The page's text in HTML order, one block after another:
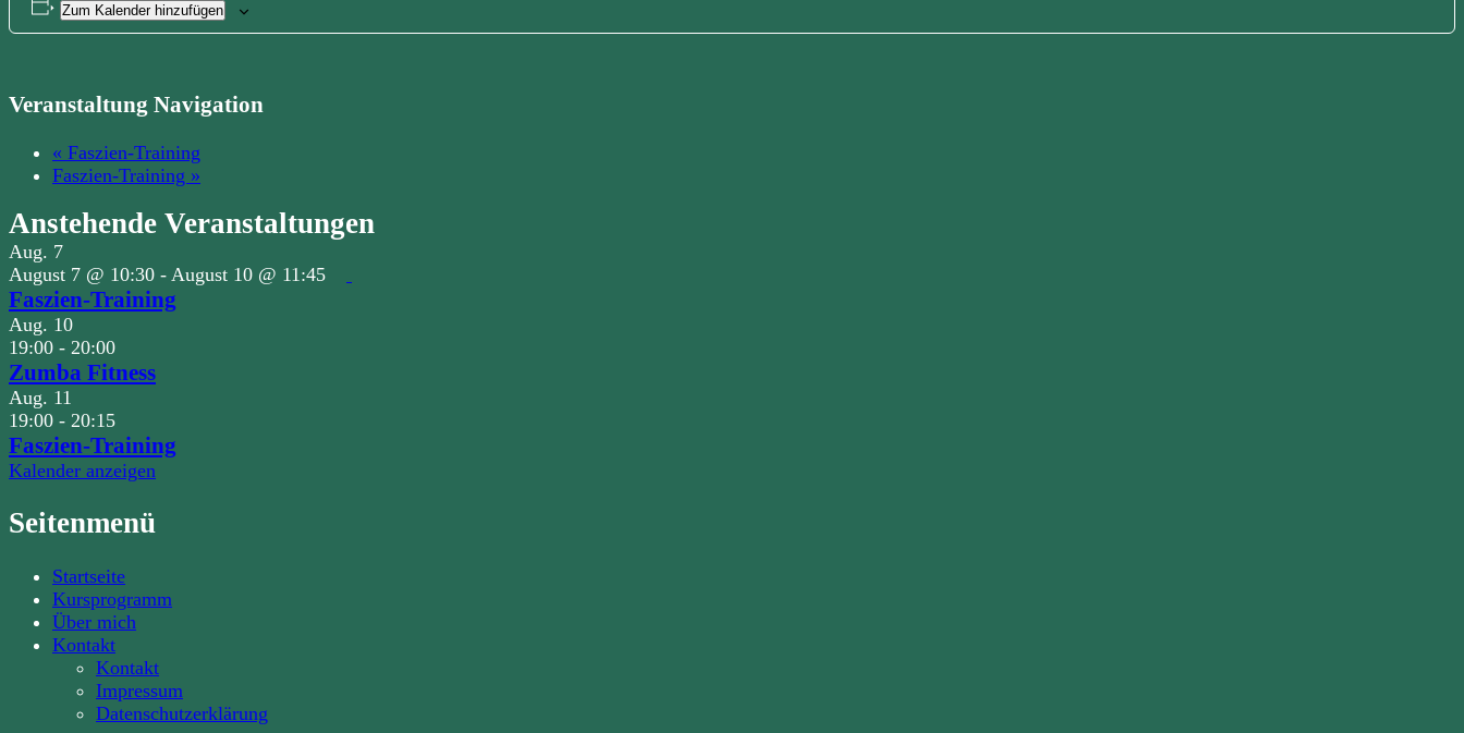
Zum Kalender hinzufügen
Veranstaltung Navigation
« Faszien-Training
Faszien-Training »
Anstehende Veranstaltungen
Aug. 7
August 7 @ 10:30 - August 10 @ 11:45
Faszien-Training
Aug. 10
19:00 - 20:00
Zumba Fitness
Aug. 11
19:00 - 20:15
Faszien-Training
Kalender anzeigen
Seitenmenü
Startseite
Kursprogramm
Über mich
Kontakt
Kontakt
Impressum
Datenschutzerklärung